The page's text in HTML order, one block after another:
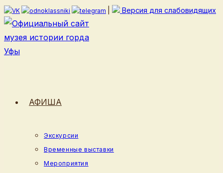
Перейти
к
содержимому
Версия для слабовидящих
АФИША
Экскурсии
Временные выставки
Мероприятия